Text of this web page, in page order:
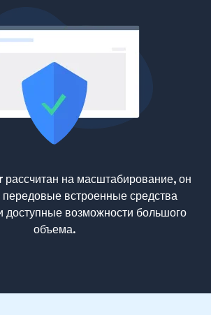
на масштабирование, он
встроенные средства
доступные возможности большого
объема.